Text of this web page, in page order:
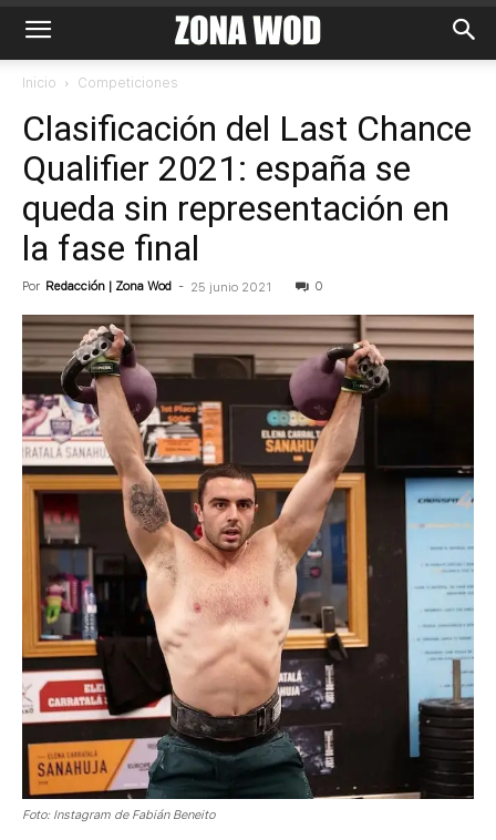
Inicio Competiciones
Clasificación del Last Chance
Qualifier 2021: españa se
queda sin representación en
la fase final
Por Redacción | Zona Wod - 25 junio 2021 0
Foto: Instagram de Fabián Beneito